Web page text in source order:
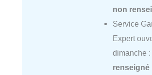
non
Service
Expert
dimanche :
renseigné